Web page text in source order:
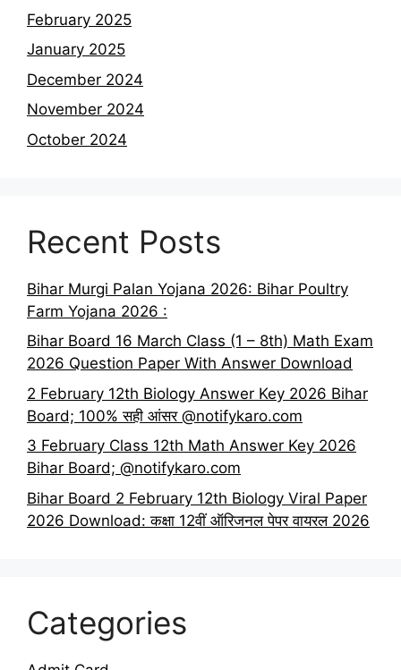
February 2025
January 2025
December 2024
November 2024
October 2024
Recent Posts
Bihar Murgi Palan Yojana 2026: Bihar Poultry
Farm Yojana 2026 :
Bihar Board 16 March Class (1 – 8th) Math Exam
2026 Question Paper With Answer Download
2 February 12th Biology Answer Key 2026 Bihar
Board; 100% सही आंसर @notifykaro.com
3 February Class 12th Math Answer Key 2026
Bihar Board; @notifykaro.com
Bihar Board 2 February 12th Biology Viral Paper
2026 Download: कक्षा 12वीं ऑरिजनल पेपर वायरल 2026
Categories